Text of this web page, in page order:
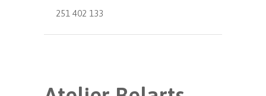
251 402 133